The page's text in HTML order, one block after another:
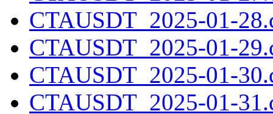
CTAUSDT_2025-01-
CTAUSDT_2025-01-
CTAUSDT_2025-01-
CTAUSDT_2025-01-